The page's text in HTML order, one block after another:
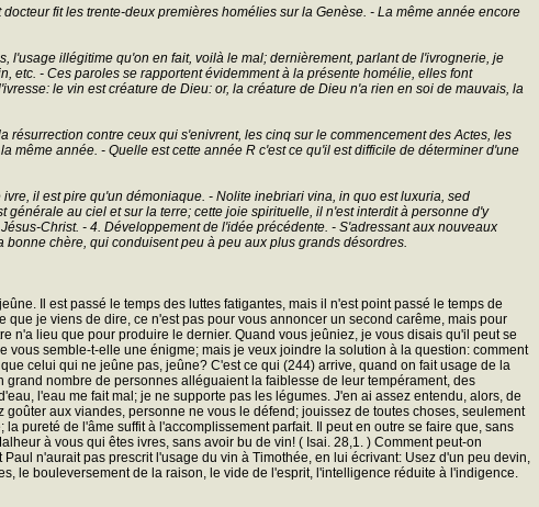
fit les trente-deux premières homélies sur la Genèse. - La même année encore
l'usage illégitime qu'on en fait, voilà le mal; dernièrement, parlant de l'ivrognerie, je
etc. - Ces paroles se rapportent évidemment à la présente homélie, elles font
le vin est créature de Dieu: or, la créature de Dieu n'a rien en soi de mauvais, la
contre ceux qui s'enivrent, les cinq sur le commencement des Actes, les
année. - Quelle est cette année R c'est ce qu'il est difficile de déterminer d'une
il est pire qu'un démoniaque. - Nolite inebriari vina, in quo est luxuria, sed
au ciel et sur la terre; cette joie spirituelle, il n'est interdit à personne d'y
Christ. - 4. Développement de l'idée précédente. - S'adressant aux nouveaux
chère, qui conduisent peu à peu aux plus grands désordres.
Il est passé le temps des luttes fatigantes, mais il n'est point passé le temps de
je viens de dire, ce n'est pas pour vous annoncer un second carême, mais pour
n'a lieu que pour produire le dernier. Quand vous jeûniez, je vous disais qu'il peut se
semble-t-elle une énigme; mais je veux joindre la solution à la question: comment
celui qui ne jeûne pas, jeûne? C'est ce qui (244) arrive, quand on fait usage de la
nombre de personnes alléguaient la faiblesse de leur tempérament, des
l'eau me fait mal; je ne supporte pas les légumes. J'en ai assez entendu, alors, de
aux viandes, personne ne vous le défend; jouissez de toutes choses, seulement
pureté de l'âme suffit à l'accomplissement parfait. Il peut en outre se faire que, sans
à vous qui êtes ivres, sans avoir bu de vin! ( Isai. 28,1. ) Comment peut-on
n'aurait pas prescrit l'usage du vin à Timothée, en lui écrivant: Usez d'un peu devin,
le bouleversement de la raison, le vide de l'esprit, l'intelligence réduite à l'indigence.